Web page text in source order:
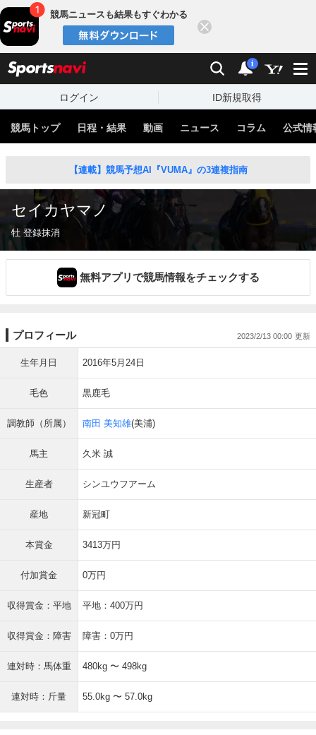
競馬ニュースも結果もすぐわかる
検索 通知
i
ログイン ID新規取得
競馬トップ 日程・結果 動画 ニュース コラム 公式情
【連載】競馬予想AI『VUMA』の3連複指南
セイカヤマノ
牡 登録抹消
無料アプリで競馬情報をチェックする
プロフィール 2023/2/13 00:00
生年月日 2016年5月24日
毛色 黒鹿毛
調教師（所属） 南田 美知雄(美浦)
馬主 久米 誠
生産者 シンユウフアーム
産地 新冠町
本賞金 3413万円
付加賞金 0万円
収得賞金：平地 平地：400万円
収得賞金：障害 障害：0万円
連対時：馬体重 480kg 〜 498kg
連対時：斤量 55.0kg 〜 57.0kg